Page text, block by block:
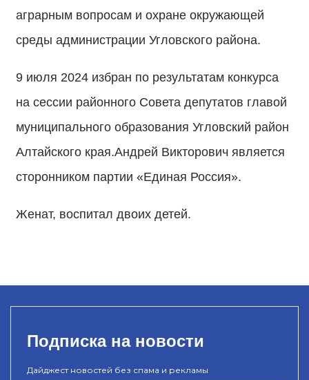
аграрным вопросам и охране окружающей
среды администрации Угловского района.
9 июля 2024 избран по результатам конкурса
на сессии районного Совета депутатов главой
муниципального образования Угловский район
Алтайского края.Андрей Викторович является
сторонником партии «Единая Россия».
Женат, воспитал двоих детей.
Подписка на новости
Дайджест новостей без спама и рекламы